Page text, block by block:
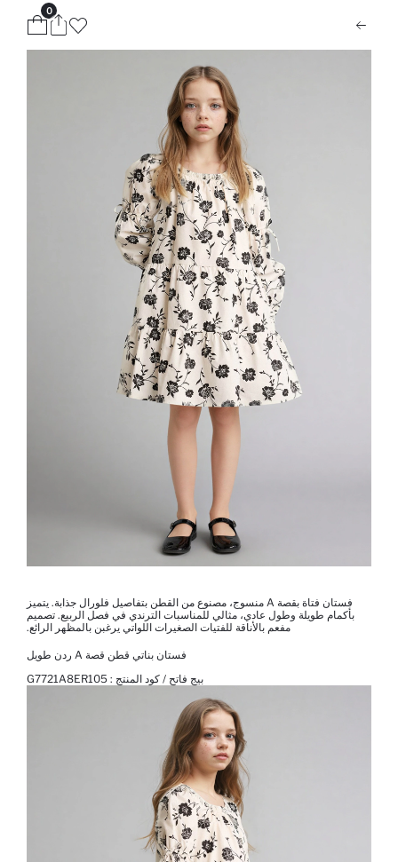
0
فستان فتاة بقصة A منسوج، مصنوع من القطن بتفاصيل فلورال جذابة. يتميز
بأكمام طويلة وطول عادي، مثالي للمناسبات الترندي في فصل الربيع. تصميم
مفعم بالأناقة للفتيات الصغيرات اللواتي يرغبن بالمظهر الرائع.
فستان بناتي قطن قصة A ردن طويل
بيج فاتح / كود المنتج : G7721A8ER105